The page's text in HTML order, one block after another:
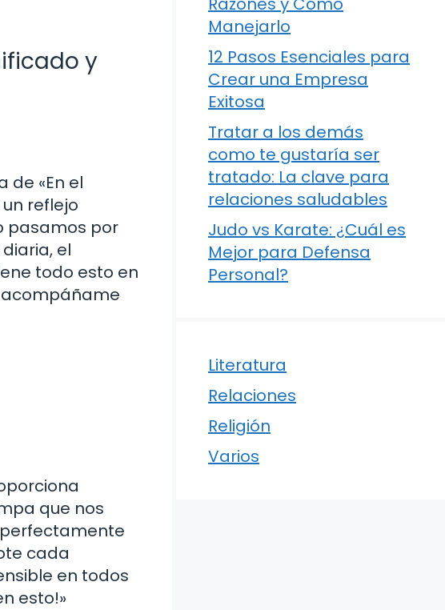
y
de «En el
reflejo
pasamos por
el
todo esto en
acompáñame
que nos
perfectamente
cada
en todos
esto!»
Manejarlo
12 Pasos Esenciales para
Crear una Empresa
Exitosa
Tratar a los demás
como te gustaría ser
tratado: La clave para
relaciones saludables
Judo vs Karate: ¿Cuál es
Mejor para Defensa
Personal?
Literatura
Relaciones
Religión
Varios